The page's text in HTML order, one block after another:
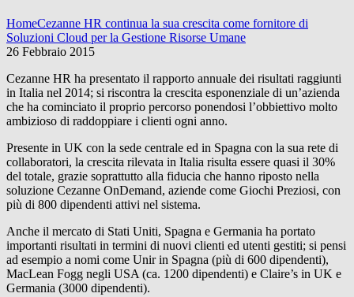
HomeCezanne HR continua la sua crescita come fornitore di
Soluzioni Cloud per la Gestione Risorse Umane
26 Febbraio 2015
Cezanne HR ha presentato il rapporto annuale dei risultati raggiunti
in Italia nel 2014; si riscontra la crescita esponenziale di un’azienda
che ha cominciato il proprio percorso ponendosi l’obbiettivo molto
ambizioso di raddoppiare i clienti ogni anno.
Presente in UK con la sede centrale ed in Spagna con la sua rete di
collaboratori, la crescita rilevata in Italia risulta essere quasi il 30%
del totale, grazie soprattutto alla fiducia che hanno riposto nella
soluzione Cezanne OnDemand, aziende come Giochi Preziosi, con
più di 800 dipendenti attivi nel sistema.
Anche il mercato di Stati Uniti, Spagna e Germania ha portato
importanti risultati in termini di nuovi clienti ed utenti gestiti; si pensi
ad esempio a nomi come Unir in Spagna (più di 600 dipendenti),
MacLean Fogg negli USA (ca. 1200 dipendenti) e Claire’s in UK e
Germania (3000 dipendenti).